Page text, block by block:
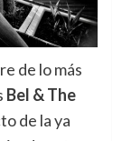
de lo más
Bel & The
de la ya